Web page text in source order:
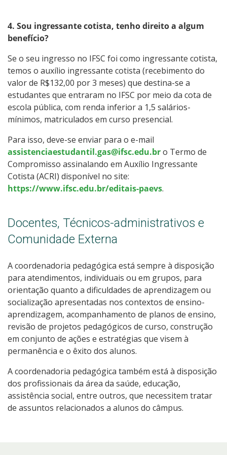
4. Sou ingressante cotista, tenho direito a algum
benefício?
Se o seu ingresso no IFSC foi como ingressante cotista,
temos o auxílio ingressante cotista (recebimento do
valor de R$132,00 por 3 meses) que destina-se a
estudantes que entraram no IFSC por meio da cota de
escola pública, com renda inferior a 1,5 salários-
mínimos, matriculados em curso presencial.
Para isso, deve-se enviar para o e-mail
assistenciaestudantil.gas@ifsc.edu.bro Termo de
Compromisso assinalando em Auxílio Ingressante
Cotista (ACRI) disponível no site:
https://www.ifsc.edu.br/editais-paevs.
Docentes, Técnicos-administrativos e
Comunidade Externa
A coordenadoria pedagógica está sempre à disposição
para atendimentos, individuais ou em grupos, para
orientação quanto a dificuldades de aprendizagem ou
socialização apresentadas nos contextos de ensino-
aprendizagem, acompanhamento de planos de ensino,
revisão de projetos pedagógicos de curso, construção
em conjunto de ações e estratégias que visem à
permanência e o êxito dos alunos.
A coordenadoria pedagógica também está à disposição
dos profissionais da área da saúde, educação,
assistência social, entre outros, que necessitem tratar
de assuntos relacionados a alunos do câmpus.